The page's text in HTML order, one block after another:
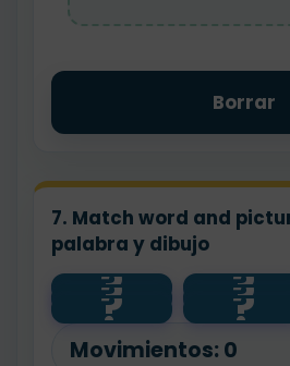
Borrar
7. Match word and
palabra y dibujo
?
yellow ?
red
?
blue ?
green
?
🟡 ?
🟢
Movimientos: 0